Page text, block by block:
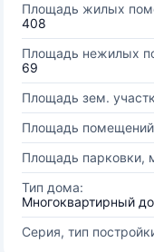
Площадь жилых
408
Площадь нежилых
69
Площадь зем.
Площадь
Площадь парковки,
Тип дома:
Многоквартирный
Серия, тип